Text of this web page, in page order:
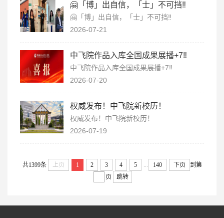
🤗「博」出自信，「士」不可挡‼️
🤗「博」出自信，「士」不可挡‼️
2026-07-21
中飞院作品入库全国成果展播+7‼️
中飞院作品入库全国成果展播+7‼️
2026-07-20
权威发布！中飞院新校历！
权威发布！中飞院新校历！
2026-07-19
共1399条 上页 1 2 3 4 5 140 下页
到第
页
跳转